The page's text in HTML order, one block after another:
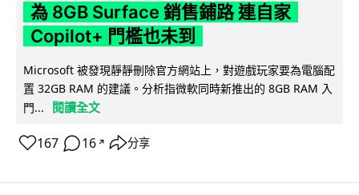
為 8GB Surface 銷售鋪路 連自家
Copilot+ 門檻也未到
Microsoft 被發現靜靜刪除官方網站上，對遊戲玩家要為電腦配
置 32GB RAM 的建議。分析指微軟同時新推出的 8GB RAM 入
門...
閱讀全文
167 16 ↗ 分享